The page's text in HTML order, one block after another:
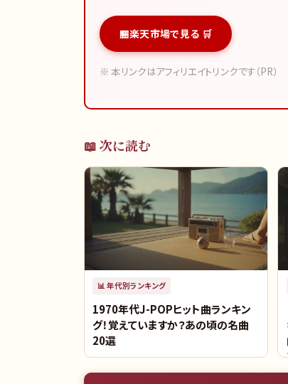
楽天市場で見る 🛒
※ 本リンクはアフィリエイトリンクです（PR）
📖 次に読む
📊年代別ランキング
1970年代J-POPヒット曲ランキン
グ！覚えていますか？あの頃の名曲
20選